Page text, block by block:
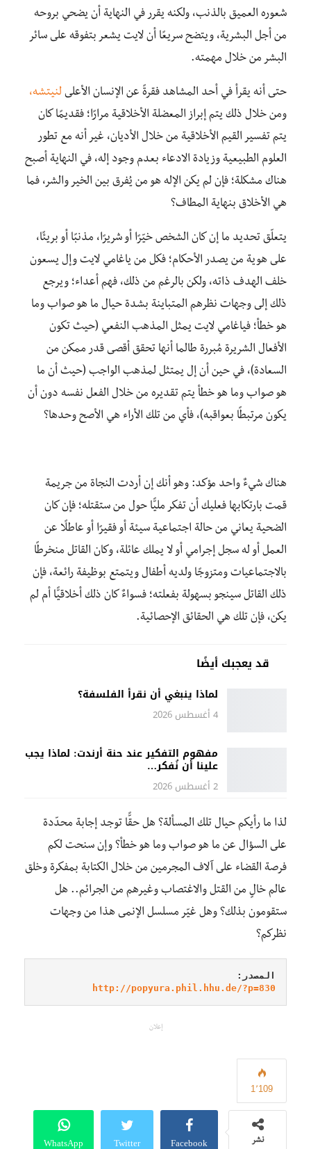
شعوره العميق بالذنب، ولكنه يقرر في النهاية أن يضحي بروحه
من أجل البشرية، ويتضح سريعًا أن لايت يشعر بتفوقه على سائر
البشر من خلال مهمته.
حتى أنه يقرأ في أحد المشاهد فقرةً عن الإنسان الأعلى لنيتشه،
ومن خلال ذلك يتم إبراز المعضلة الأخلاقية مرارًا؛ فقديمًا كان
يتم تفسير القيم الأخلاقية من خلال الأديان، غير أنه مع تطور
العلوم الطبيعية وزيادة الادعاء بعدم وجود إله، في النهاية أصبح
هناك مشكلة؛ فإن لم يكن الإله هو من يُفرق بين الخير والشر، فما
هي الأخلاق بنهاية المطاف؟
يتعلّق تحديد ما إن كان الشخص خيّرًا أو شريرًا، مذنبًا أو بريئًا،
على هوية من يصدر الأحكام؛ فكل من ياغامي لايت وإل يسعون
خلف الهدف ذاته، ولكن بالرغم من ذلك، فهم أعداء؛ ويرجع
ذلك إلى وجهات نظرهم المتباينة بشدة حيال ما هو صواب وما
هو خطأ؛ فياغامي لايت يمثل المذهب النفعي (حيث تكون
الأفعال الشريرة مُبررة طالما أنها تحقق أقصى قدر ممكن من
السعادة)، في حين أن إل يمتثل لمذهب الواجب (حيث أن ما
هو صواب وما هو خطأ يتم تقديره من خلال الفعل نفسه دون أن
يكون مرتبطًا بعواقبه)، فأي من تلك الأراء هي الأصح وحدها؟
هناك شيءٌ واحد مؤكد: وهو أنك إن أردت النجاة من جريمة
قمت بارتكابها فعليك أن تفكر مليًّا حول من ستقتله؛ فإن كان
الضحية يعاني من حالة اجتماعية سيئة أو فقيرًا أو عاطلًا عن
العمل أو له سجل إجرامي أو لا يملك عائلة، وكان القاتل منخرطًا
بالاجتماعيات ومتزوجًا ولديه أطفال ويتمتع بوظيفة رائعة، فإن
ذلك القاتل سينجو بسهولة بفعلته؛ فسواءٌ كان ذلك أخلاقيًّا أم لم
يكن، فإن تلك هي الحقائق الإحصائية.
قد يعجبك أيضًا
لماذا ينبغي أن نقرأ الفلسفة؟
4 أغسطس 2026
مفهوم التفكير عند حنة أرندت: لماذا يجب
علينا أن نُفكر…
2 أغسطس 2026
لذا ما رأيكم حيال تلك المسألة؟ هل حقًّا توجد إجابة محدّدة
على السؤال عن ما هو صواب وما هو خطأ؟ وإن سنحت لكم
فرصة القضاء على آلاف المجرمين من خلال الكتابة بمفكرة وخلق
عالم خالٍ من القتل والاغتصاب وغيرهم من الجرائم.. هل
ستقومون بذلك؟ وهل غيّر مسلسل الإنمى هذا من وجهات
نظركم؟
المصدر:
http://popyura.phil.hhu.de/?p=830
إعلان
1٬109
نشر Facebook
Twitter
WhatsApp